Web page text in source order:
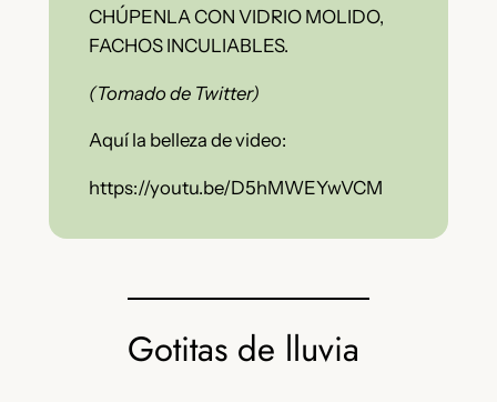
CHÚPENLA CON VIDRIO MOLIDO,
FACHOS INCULIABLES.
(Tomado de Twitter)
Aquí la belleza de video:
https://youtu.be/D5hMWEYwVCM
Gotitas de lluvia